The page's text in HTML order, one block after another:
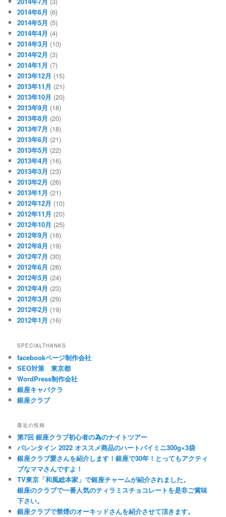
2014年6月 (6)
2014年5月 (5)
2014年4月 (4)
2014年3月 (10)
2014年2月 (3)
2014年1月 (7)
2013年12月 (15)
2013年11月 (21)
2013年10月 (20)
2013年9月 (18)
2013年8月 (20)
2013年7月 (18)
2013年6月 (21)
2013年5月 (22)
2013年4月 (16)
2013年3月 (23)
2013年2月 (26)
2013年1月 (21)
2012年12月 (10)
2012年11月 (20)
2012年10月 (25)
2012年9月 (16)
2012年8月 (19)
2012年7月 (30)
2012年6月 (26)
2012年5月 (24)
2012年4月 (23)
2012年3月 (29)
2012年2月 (19)
2012年1月 (16)
SPECIALTHANKS
facebookページ制作会社
SEO対策 東京都
WordPress制作会社
銀座キャバクラ
銀座クラブ
最近の投稿
第7回 銀座クラブ初心者の為のナイトツアー
バレンタイン 2022 オススメ商品のハートパイミニ300g×3袋
銀座クラブ愛さんを紹介します！銀座で30年！とってもアクティ
ブなママさんですよ！
TV東京「和風総本家」で銀座チャームが紹介されました。
銀座のクラブで一番人気のティラミスチョコレートを是非ご賞味
下さい。
銀座クラブで禁煙のオーキッドさんを紹介させて頂きます。